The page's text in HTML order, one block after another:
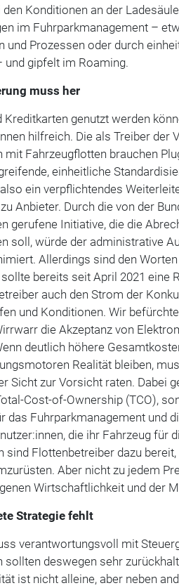
den Konditionen an der
im Fuhrparkmanagement –
und Prozessen oder durch
und gipfelt im Roaming.
muss her
Kreditkarten genutzt werden
hilfreich. Die als Treiber der
mit Fahrzeugflotten brauchen
einheitliche
ein verpflichtendes
Anbieter. Durch die von der
gerufene Initiative, die die
soll, würde der administrative
Allerdings sind den
bereits seit April 2021 eine
auch den Strom der
und Konditionen. Wir
die Akzeptanz von
deutlich höhere
Realität bleiben,
Sicht zur Vorsicht raten. Dabei
Cost-of-Ownership (TCO),
das Fuhrparkmanagement und
die ihr Fahrzeug für
sind Flottenbetreiber dazu
Aber nicht zu jedem
Wirtschaftlichkeit und der
Strategie fehlt
verantwortungsvoll mit
sollten deswegen sehr
ist nicht alleine, aber neben